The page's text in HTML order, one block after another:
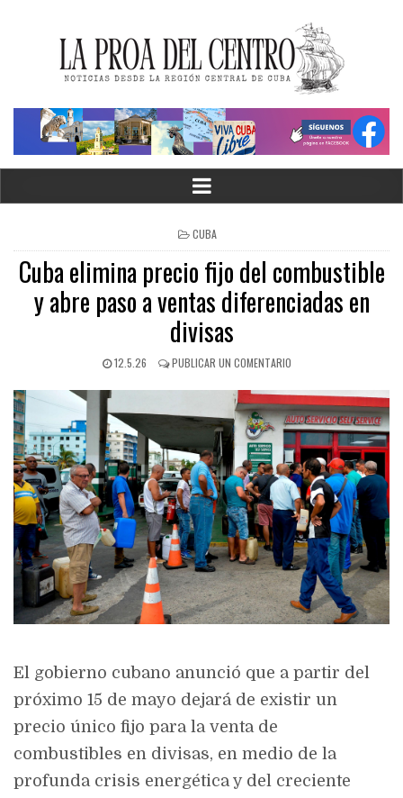
CUBA
Cuba elimina precio fijo del combustible
y abre paso a ventas diferenciadas en
divisas
12.5.26 PUBLICAR UN COMENTARIO
El gobierno cubano anunció que a partir del
próximo 15 de mayo dejará de existir un
precio único fijo para la venta de
combustibles en divisas, en medio de la
profunda crisis energética y del creciente